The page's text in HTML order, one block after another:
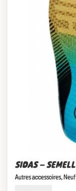
SIDAS –
Autres accessoires,Neuf